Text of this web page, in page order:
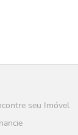
seu Imóvel